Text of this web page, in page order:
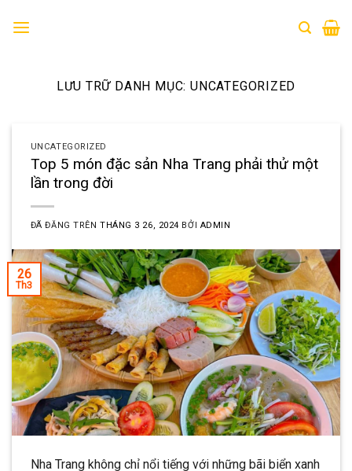
đến
LƯU TRỮ DANH MỤC: UNCATEGORIZED
UNCATEGORIZED
Top 5 món đặc sản Nha Trang phải thử một
lần trong đời
ĐÃ ĐĂNG TRÊN THÁNG 3 26, 2024 BỞI ADMIN
26
Th3
Nha Trang không chỉ nổi tiếng với những bãi biển xanh